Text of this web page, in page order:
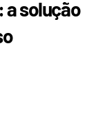
solução